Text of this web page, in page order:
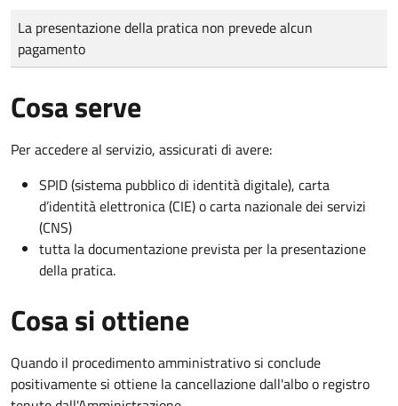
Tipo di pagamento
Importo
La presentazione della pratica non prevede alcun
pagamento
Cosa serve
Per accedere al servizio, assicurati di avere:
SPID (sistema pubblico di identità digitale), carta
d’identità elettronica (CIE) o carta nazionale dei servizi
(CNS)
tutta la documentazione prevista per la presentazione
della pratica.
Cosa si ottiene
Quando il procedimento amministrativo si conclude
positivamente si ottiene la cancellazione dall'albo o registro